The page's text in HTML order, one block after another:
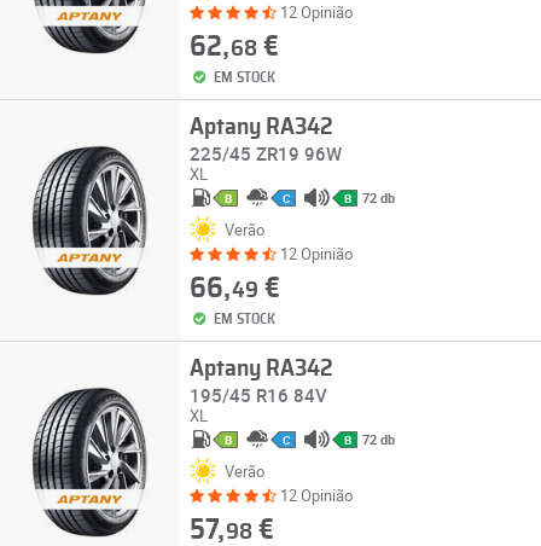
12 Opinião
62,68€
EM STOCK
Aptany RA342
225/45 ZR19 96W
XL
B C B 72 db
Verão
12 Opinião
66,49 €
EM STOCK
Aptany RA342
195/45 R16 84V
XL
B C B 72 db
Verão
12 Opinião
57,98€